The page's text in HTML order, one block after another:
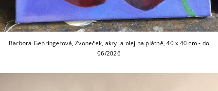
Barbora Gehringerová, Zvoneček, akryl a olej na plátně, 40 x 40 cm - do
06/2026